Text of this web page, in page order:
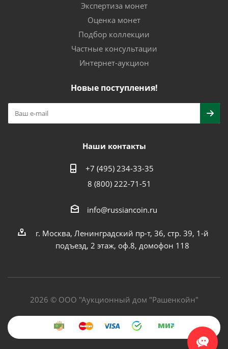
Экспертиза монет
Оценка монет
Подбор коллекции
Частные консультации
Интернет-аукцион
Новые поступления!
Наши контакты
+7 (495) 234-33-35
8 (800) 222-71-51
info@russiancoin.ru
г. Москва, Ленинградский пр-т, 36, стр. 39, 1-й
подъезд, 2 этаж, оф.8, домофон 118
2026 © ООО "Аукционный дом "Рашенкойн"